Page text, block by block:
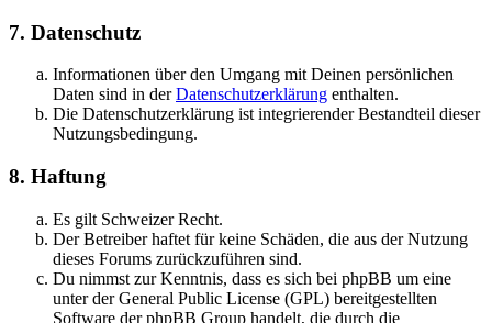
7. Datenschutz
Informationen über den Umgang mit Deinen persönlichen
Daten sind in derDatenschutzerklärung enthalten.
Die Datenschutzerklärung ist integrierender Bestandteil dieser
Nutzungsbedingung.
8. Haftung
Es gilt Schweizer Recht.
Der Betreiber haftet für keine Schäden, die aus der Nutzung
dieses Forums zurückzuführen sind.
Du nimmst zur Kenntnis, dass es sich bei phpBB um eine
unter der General Public License (GPL) bereitgestellten
Software der phpBB Group handelt, die durch die